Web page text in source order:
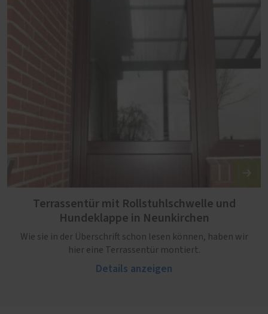
Terrassentür mit Rollstuhlschwelle und
Hundeklappe in Neunkirchen
Wie sie in der Überschrift schon lesen können, haben wir
hier eine Terrassentür montiert.
Details anzeigen